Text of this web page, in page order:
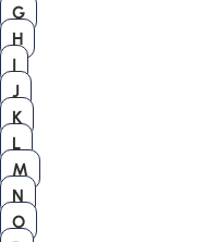
G
H
I
J
K
L
M
N
O